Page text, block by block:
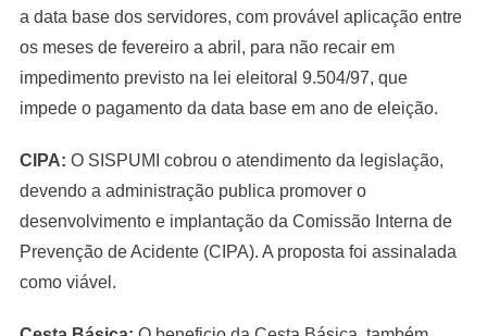
a data base dos servidores, com provável aplicação entre
os meses de fevereiro a abril, para não recair em
impedimento previsto na lei eleitoral 9.504/97, que
impede o pagamento da data base em ano de eleição.
CIPA: O SISPUMI cobrou o atendimento da legislação,
devendo a administração publica promover o
desenvolvimento e implantação da Comissão Interna de
Prevenção de Acidente (CIPA). A proposta foi assinalada
como viável.